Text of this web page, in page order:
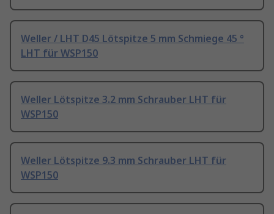
Weller / LHT D45 Lötspitze 5 mm Schmiege 45 °
LHT für WSP150
Weller Lötspitze 3.2 mm Schrauber LHT für
WSP150
Weller Lötspitze 9.3 mm Schrauber LHT für
WSP150